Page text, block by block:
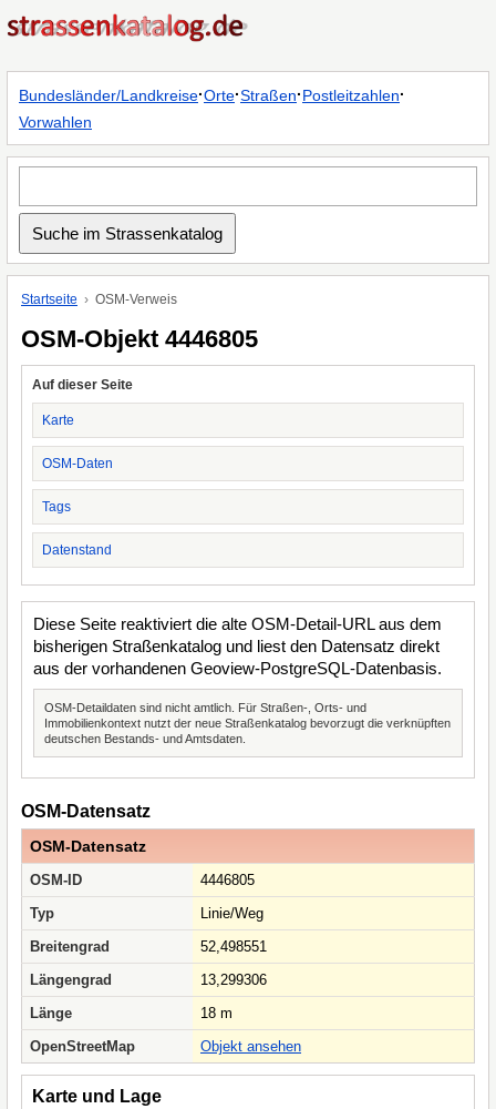
Bundesländer/Landkreise·Orte·Straßen·Postleitzahlen·
Vorwahlen
Startseite OSM-Verweis
OSM-Objekt 4446805
Auf dieser Seite
Karte
OSM-Daten
Tags
Datenstand
Diese Seite reaktiviert die alte OSM-Detail-URL aus dem
bisherigen Straßenkatalog und liest den Datensatz direkt
aus der vorhandenen Geoview-PostgreSQL-Datenbasis.
OSM-Detaildaten sind nicht amtlich. Für Straßen-, Orts- und
Immobilienkontext nutzt der neue Straßenkatalog bevorzugt die verknüpften
deutschen Bestands- und Amtsdaten.
OSM-Datensatz
OSM-Datensatz
OSM-ID
4446805
Typ
Linie/Weg
Breitengrad
52,498551
Längengrad
13,299306
Länge
18 m
OpenStreetMap
Objekt ansehen
Karte und Lage